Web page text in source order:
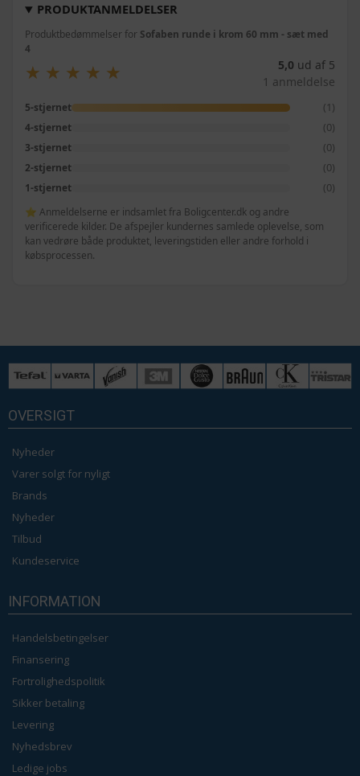
PRODUKTANMELDELSER
Produktbedømmelser for Sofaben runde i krom 60 mm - sæt med
4
★
★ ★
★ ★
★ ★
★ ★
★ 5,0 ud af 5
1 anmeldelse
5-stjernet (1)
4-stjernet (0)
3-stjernet (0)
2-stjernet (0)
1-stjernet (0)
⭐ Anmeldelserne er indsamlet fra Boligcenter.dk og andre
verificerede kilder. De afspejler kundernes samlede oplevelse, som
kan vedrøre både produktet, leveringstiden eller andre forhold i
købsprocessen.
OVERSIGT
Nyheder
Varer solgt for nyligt
Brands
Nyheder
Tilbud
Kundeservice
INFORMATION
Handelsbetingelser
Finansering
Fortrolighedspolitik
Sikker betaling
Levering
Nyhedsbrev
Ledige jobs